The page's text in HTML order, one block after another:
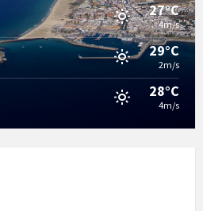
27°C
4m/s
29°C
2m/s
28°C
4m/s